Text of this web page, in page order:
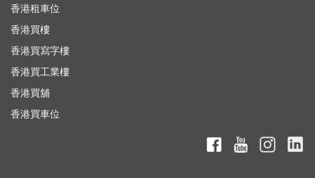
香港租車位
香港買樓
香港買寫字樓
香港買工業樓
香港買舖
香港買車位